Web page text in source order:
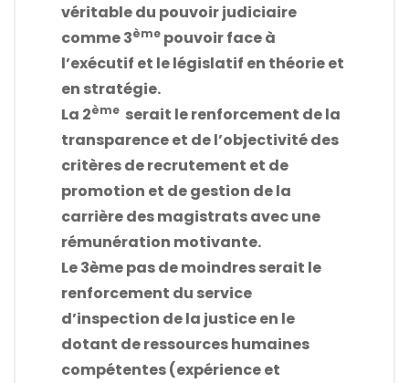
véritable du pouvoir judiciaire
comme 3ème pouvoir face à
l’exécutif et le législatif en théorie et
en stratégie.
La 2ème serait le renforcement de la
transparence et de l’objectivité des
critères de recrutement et de
promotion et de gestion de la
carrière des magistrats avec une
rémunération motivante.
Le 3ème pas de moindres serait le
renforcement du service
d’inspection de la justice en le
dotant de ressources humaines
compétentes (expérience et